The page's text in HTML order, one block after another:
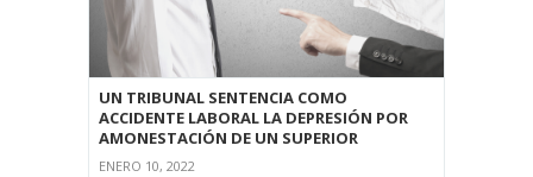
UN TRIBUNAL SENTENCIA COMO
ACCIDENTE LABORAL LA DEPRESIÓN POR
AMONESTACIÓN DE UN SUPERIOR
ENERO 10, 2022